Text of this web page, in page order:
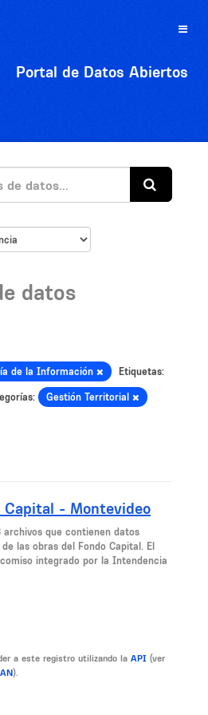
Toggle
Portal de Datos Abiertos
datos
de la Información Etiquetas:
Gestión Territorial
Capital - Montevideo
archivos que contienen datos
las obras del Fondo Capital. El
integrado por la Intendencia
a este registro utilizando la API (ver
).